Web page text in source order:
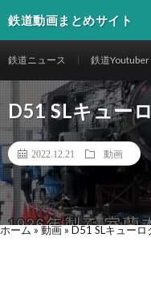
鉄道動画まとめサイト
鉄道ニュース 鉄道Youtuber
D51 SLキュー
2022.12.21 動画
ホーム » 動画 » D51 SLキューロ